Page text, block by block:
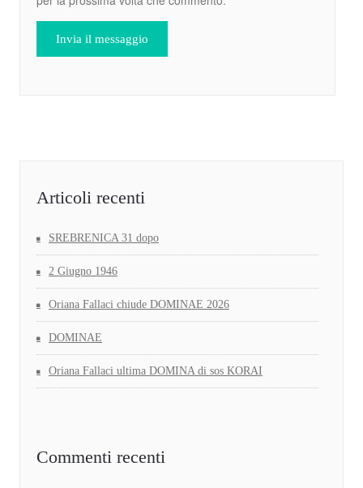
Articoli recenti
SREBRENICA 31 dopo
2 Giugno 1946
Oriana Fallaci chiude DOMINAE 2026
DOMINAE
Oriana Fallaci ultima DOMINA di sos KORAI
Commenti recenti